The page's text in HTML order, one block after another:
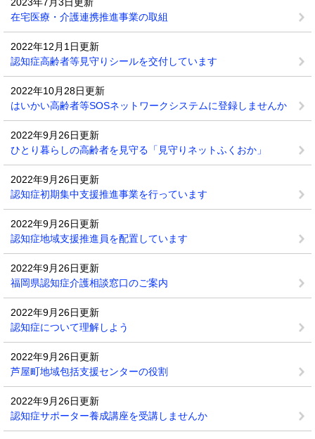
在宅医療・介護連携推進事業の取組
2022年12月1日更新
認知症高齢者等見守りシールを交付しています
2022年10月28日更新
はいかい高齢者等SOSネットワークシステムに登録しませんか
2022年9月26日更新
ひとり暮らしの高齢者を見守る「見守りネットふくおか」
2022年9月26日更新
認知症初期集中支援推進事業を行っています
2022年9月26日更新
認知症地域支援推進員を配置しています
2022年9月26日更新
福岡県認知症介護相談窓口のご案内
2022年9月26日更新
認知症について理解しよう
2022年9月26日更新
芦屋町地域包括支援センターの役割
2022年9月26日更新
認知症サポーター養成講座を受講しませんか